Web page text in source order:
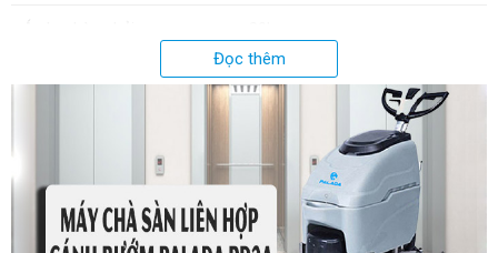
Đường kính bàn chà 455mm
75kg
Kích thước đóng gói 965 x 615 x 1020mm
Đọc thêm